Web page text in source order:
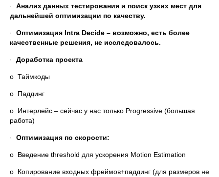
· Анализ данных тестирования и поиск узких мест для
дальнейшей оптимизации по качеству.
· Оптимизация Intra Decide – возможно, есть более
качественные решения, не исследовалось.
· Доработка проекта
o Таймкоды
o Паддинг
o Интерлейс – сейчас у нас только Progressive (большая
работа)
· Оптимизация по скорости:
o Введение threshold для ускорения Motion Estimation
o Копирование входных фреймов+паддинг (для размеров не